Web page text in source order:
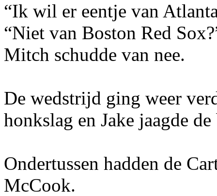
“Ik wil er eentje van
“Niet van Boston Red
Mitch schudde van nee.
De wedstrijd ging weer
honkslag en Jake jaagde
Ondertussen hadden de
McCook.